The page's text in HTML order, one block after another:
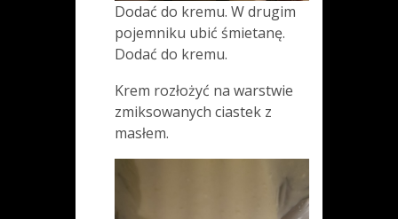
Dodać do kremu. W drugim
pojemniku ubić śmietanę.
Dodać do kremu.
Krem rozłożyć na warstwie
zmiksowanych ciastek z
masłem.